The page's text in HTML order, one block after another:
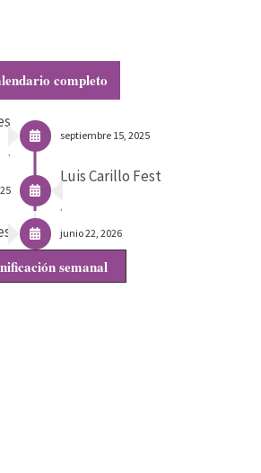
completo
.
septiembre 15, 2025
Luis Carillo Fest
.
junio 22, 2026
semanal